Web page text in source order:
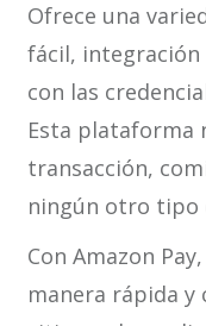
Ofrece una
fácil, integración
con las
Esta plataforma
transacción,
ningún otro tipo
Con Amazon
manera rápida y